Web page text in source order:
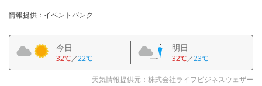
情報提供：イベントバンク
今日
32℃／22℃
明日
32℃／23℃
天気情報提供元：株式会社ライフビジネスウェザー